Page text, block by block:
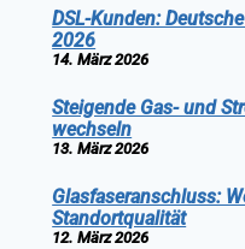
DSL-Kunden:
2026
14. März 2026
Steigende Gas- und
wechseln
13. März 2026
Glasfaseranschluss:
Standortqualität
12. März 2026